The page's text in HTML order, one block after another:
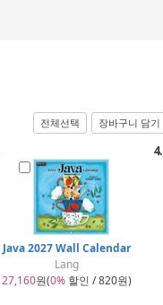
전체선택 장바구니 담기
Java 2027 Wall Calendar
Lang
27,160원(0%할인 / 820원)
4.